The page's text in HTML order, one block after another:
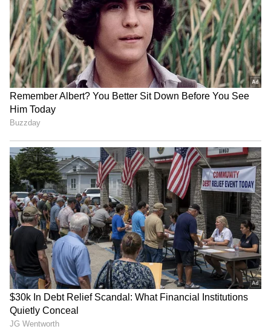
உள்ளது. 2MP மேக்ரோ சென்சார் மற்றும்
2MP டெப்த் கேமராவும் இருக்கும்.
செல்ஃபிக்களுக்கு, 32MP கேமரா உள்ளது.
45W ஃபாஸ்ட் சார்ஜிங்குடன் 5,000mAh
பேட்டரியை கொண்டிருக்கிறது. இத்துடன்
20W வயர்லெஸ் MagCharge ஆப்ஷனும்
உள்ளது. இன்-டிஸ்ப்ளே கைரேகை சென்சார்,
ஜேபிஎல், ஐஆர் சென்சார் மற்றும் IP53
ரேட்டிங், ஸ்டீரியோ ஸ்பீக்கர்கள் ஆகியவை
பிற முக்கிய அம்சங்கள்.